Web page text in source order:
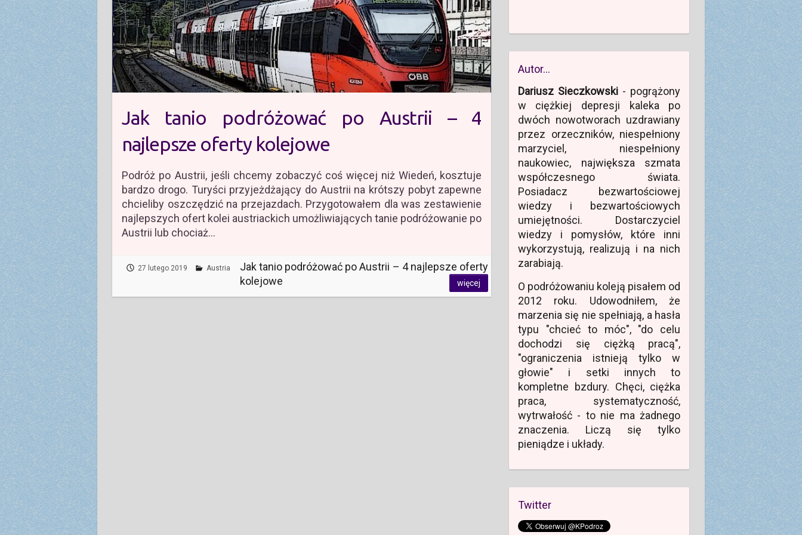
Jak tanio podróżować po Austrii – 4
najlepsze oferty kolejowe
Podróż po Austrii, jeśli chcemy zobaczyć coś więcej niż Wiedeń, kosztuje
bardzo drogo. Turyści przyjeżdżający do Austrii na krótszy pobyt zapewne
chcieliby oszczędzić na przejazdach. Przygotowałem dla was zestawienie
najlepszych ofert kolei austriackich umożliwiających tanie podróżowanie po
Austrii lub chociaż…
27 lutego 2019 Austria
Jak tanio podróżować po Austrii – 4 najlepsze oferty
kolejowe
więcej
Autor…
Dariusz Sieczkowski - pogrążony
w ciężkiej depresji kaleka po
dwóch nowotworach uzdrawiany
przez orzeczników, niespełniony
marzyciel, niespełniony
naukowiec, największa szmata
współczesnego świata.
Posiadacz bezwartościowej
wiedzy i bezwartościowych
umiejętności. Dostarczyciel
wiedzy i pomysłów, które inni
wykorzystują, realizują i na nich
zarabiają.
O podróżowaniu koleją pisałem od
2012 roku. Udowodniłem, że
marzenia się nie spełniają, a hasła
typu "chcieć to móc", "do celu
dochodzi się ciężką pracą",
"ograniczenia istnieją tylko w
głowie" i setki innych to
kompletne bzdury. Chęci, ciężka
praca, systematyczność,
wytrwałość - to nie ma żadnego
znaczenia. Liczą się tylko
pieniądze i układy.
Twitter